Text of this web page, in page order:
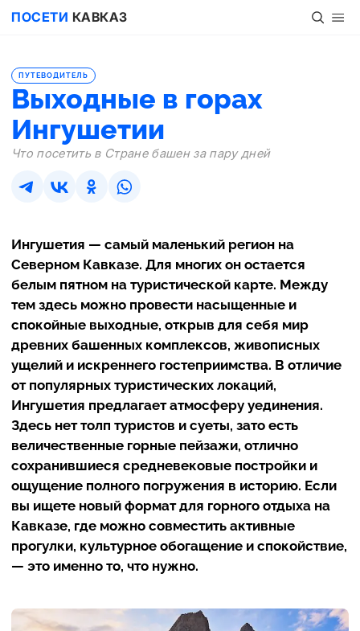
ПОСЕТИ КАВКАЗ
Выходные в горах
Ингушетии
ПУТЕВОДИТЕЛЬ
Что посетить в Стране башен за пару дней
Ингушетия — самый маленький регион на
Северном Кавказе. Для многих он остается
белым пятном на туристической карте. Между
тем здесь можно провести насыщенные и
спокойные выходные, открыв для себя мир
древних башенных комплексов, живописных
ущелий и искреннего гостеприимства. В отличие
от популярных туристических локаций,
Ингушетия предлагает атмосферу уединения.
Здесь нет толп туристов и суеты, зато есть
величественные горные пейзажи, отлично
сохранившиеся средневековые постройки и
ощущение полного погружения в историю. Если
вы ищете новый формат для горного отдыха на
Кавказе, где можно совместить активные
прогулки, культурное обогащение и спокойствие,
— это именно то, что нужно.